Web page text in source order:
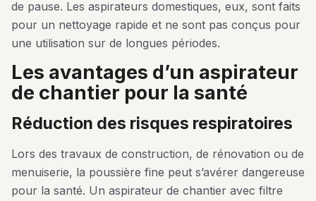
de pause. Les aspirateurs domestiques, eux, sont faits
pour un nettoyage rapide et ne sont pas conçus pour
une utilisation sur de longues périodes.
les avantages d’un aspirateur
de chantier pour la santé
réduction des risques respiratoires
Lors des travaux de construction, de rénovation ou de
menuiserie, la poussière fine peut s’avérer dangereuse
pour la santé. Un aspirateur de chantier avec filtre